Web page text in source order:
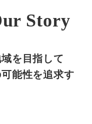
Story
を目指して
能性を追求す